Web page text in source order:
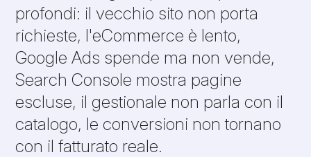
profondi: il vecchio sito non porta
richieste, l'eCommerce è lento,
Google Ads spende ma non vende,
Search Console mostra pagine
escluse, il gestionale non parla con il
catalogo, le conversioni non tornano
con il fatturato reale.